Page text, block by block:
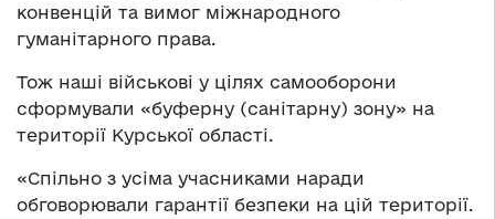
конвенцій та вимог міжнародного
гуманітарного права.
Тож наші військові у цілях самооборони
сформували «буферну (санітарну) зону» на
території Курської області.
«Спільно з усіма учасниками наради
обговорювали гарантії безпеки на цій території.